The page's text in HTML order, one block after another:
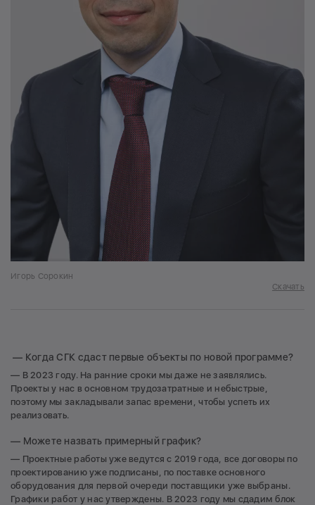
Игорь Сорокин
Скачать
— Когда СГК сдаст первые объекты по новой программе?
— В 2023 году. На ранние сроки мы даже не заявлялись.
Проекты у нас в основном трудозатратные и небыстрые,
поэтому мы закладывали запас времени, чтобы успеть их
реализовать.
— Можете назвать примерный график?
— Проектные работы уже ведутся с 2019 года, все договоры по
проектированию уже подписаны, по поставке основного
оборудования для первой очереди поставщики уже выбраны.
Графики работ у нас утверждены. В 2023 году мы сдадим блок